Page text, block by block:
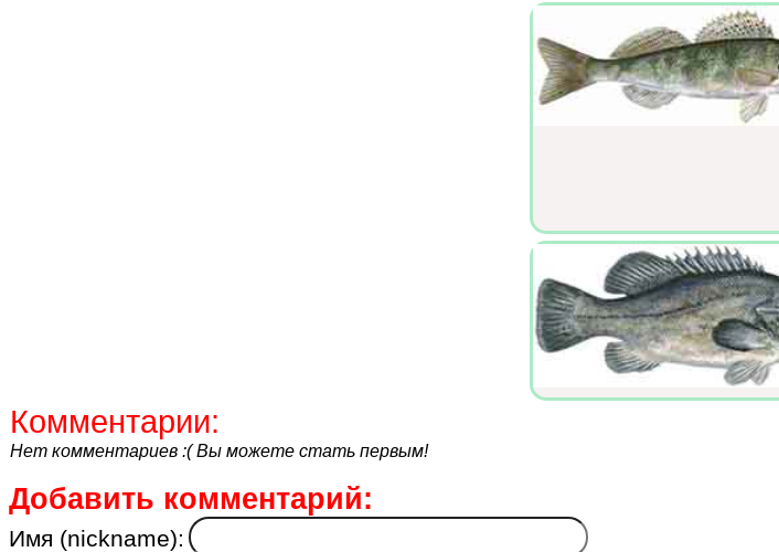
Комментарии:
Нет комментариев :( Вы можете стать первым!
Добавить комментарий:
Имя (nickname):